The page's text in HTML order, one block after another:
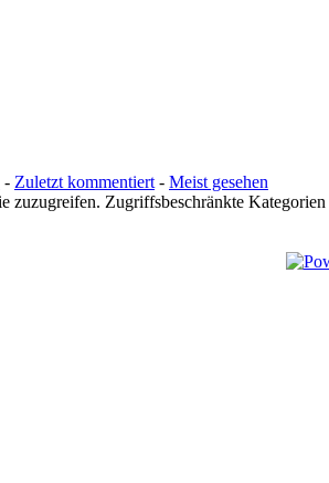
- Zuletzt kommentiert - Meist gesehen
Zugriffsbeschränkte Kategorien